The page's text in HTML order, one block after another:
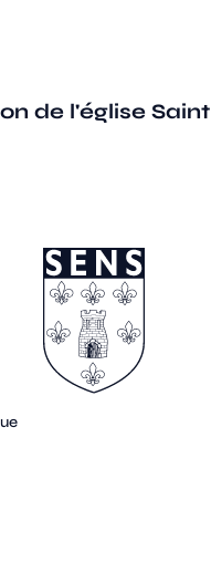
de l'église Saint